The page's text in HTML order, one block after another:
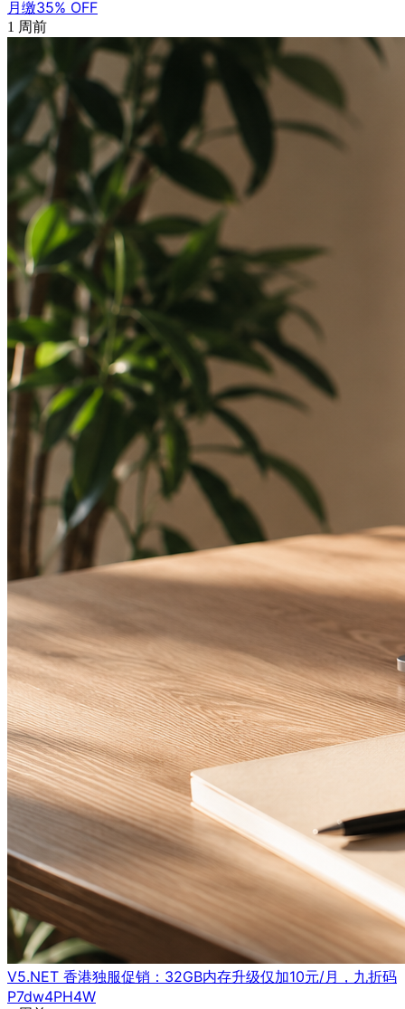
月缴35% OFF
1 周前
V5.NET 香港独服促销：32GB内存升级仅加10元/月，九折码
P7dw4PH4W